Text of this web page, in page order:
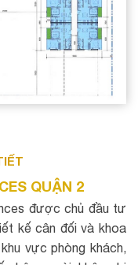
QUẬN 2
được chủ đầu tư
kế cân đối và khoa
vực phòng khách,